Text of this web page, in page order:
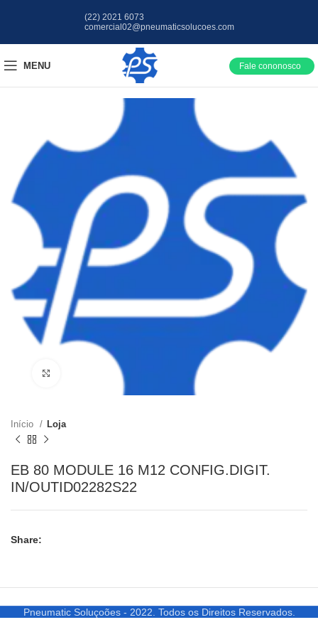
(22) 2021 6073
comercial02@pneumaticsolucoes.com
MENU Fale cononosco
Clique para ampliar
Início Loja
EB 80 MODULE 16 M12 CONFIG.DIGIT.
IN/OUTID02282S22
Share:
Pneumatic Soluçoões - 2022. Todos os Direitos Reservados.